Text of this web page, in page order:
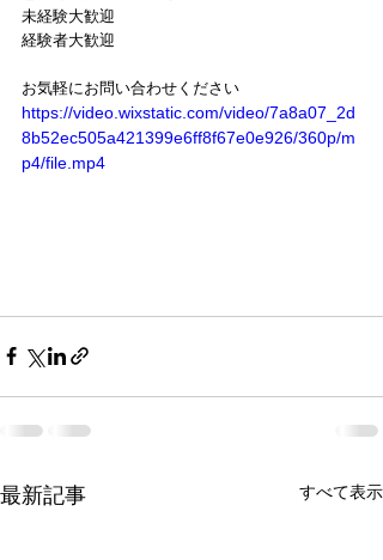
未経験大歓迎
経験者大歓迎
お気軽にお問い合わせください
https://video.wixstatic.com/video/7a8a07_2d
8b52ec505a421399e6ff8f67e0e926/360p/m
p4/file.mp4
最新記事 すべて表示